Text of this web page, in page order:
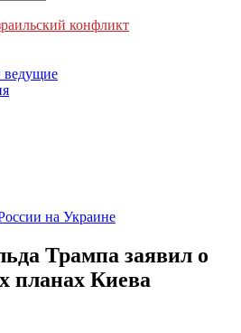
конфликт
на Украине
Трампа заявил о
планах Киева